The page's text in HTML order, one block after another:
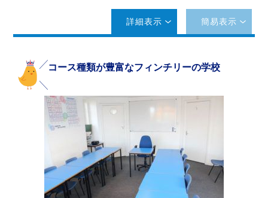
詳細表示 簡易表示
コース種類が豊富なフィンチリーの学校